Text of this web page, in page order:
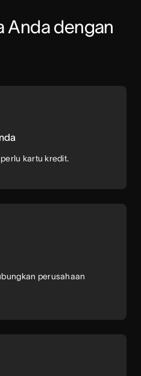
Anda dengan
kartu kredit.
perusahaan